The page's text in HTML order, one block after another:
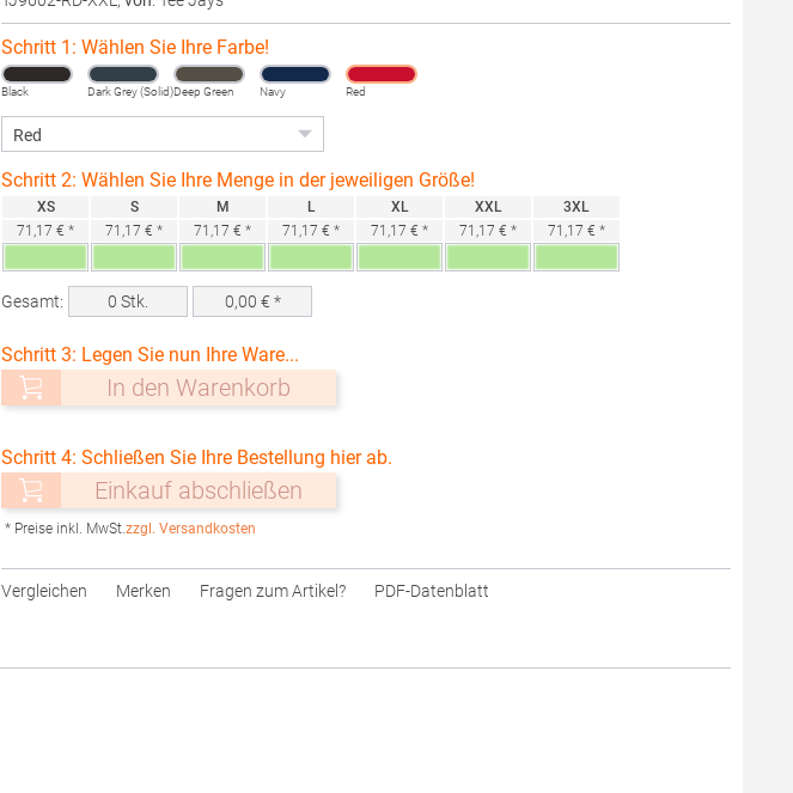
Schritt 1: Wählen Sie Ihre Farbe!
Black Dark Grey (Solid)Deep Green Navy Red
Schritt 2: Wählen Sie Ihre Menge in der jeweiligen Größe!
XS
71,17 € *
S
71,17 € *
M
71,17 € *
L
71,17 € *
XL
71,17 € *
XXL
71,17 € *
3XL
71,17 € *
Gesamt: 0 Stk. 0,00 € *
Schritt 3: Legen Sie nun Ihre Ware...
In den Warenkorb
Schritt 4: Schließen Sie Ihre Bestellung hier ab.
Einkauf abschließen
* Preise inkl. MwSt.zzgl. Versandkosten
Vergleichen Merken Fragen zum Artikel? PDF-Datenblatt